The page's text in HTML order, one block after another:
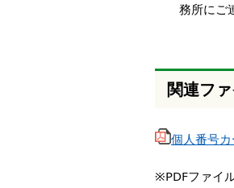
務所にご連
関連フ
個人番号カ
※PDFファイ